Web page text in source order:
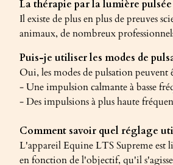
La thérapie par la lumière
Il existe de plus en plus de preuves
animaux, de nombreux
Puis-je utiliser les modes de
Oui, les modes de pulsation peuvent
- Une impulsion calmante à basse
- Des impulsions à plus haute
Comment savoir quel réglage
L'appareil Equine LTS Supreme est
en fonction de l'objectif, qu'il